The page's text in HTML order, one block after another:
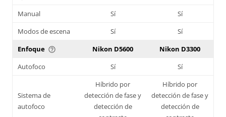
Manual Sí
Sí
Modos de escena
Sí
Sí
Enfoque help_outline Nikon D5600
Nikon D3300
Autofoco
Sí Sí
Sistema de
autofoco
Híbrido por
detección de fase y
detección de
Híbrido por
detección de fase y
detección de